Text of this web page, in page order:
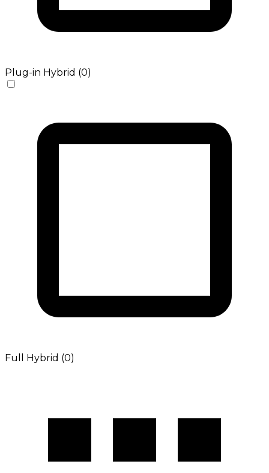
Plug-in Hybrid (0)
Full Hybrid (0)